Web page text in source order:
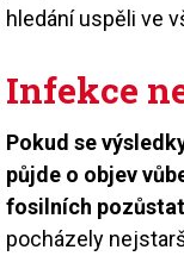
hledání uspěli ve
Infekce
Pokud se
půjde o objev
fosilních
pocházely